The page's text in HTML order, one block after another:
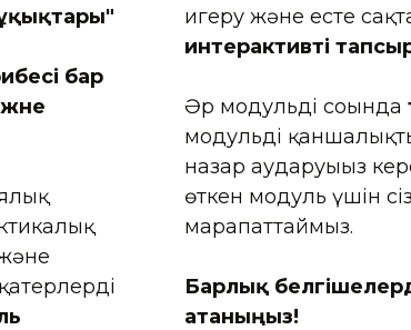
бар
игеру және есте
интерактивті
Әр модульдің соңында
модульді
назар аударуыңыз
өткен модуль үшін
марапаттаймыз.
Барлық
атаныңыз!